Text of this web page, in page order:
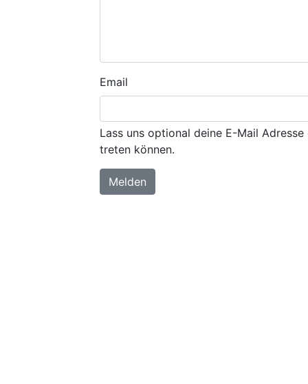
Email
Lass uns optional deine E-Mail
treten können.
Melden